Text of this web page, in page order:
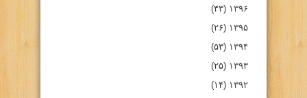
۱۳۹۶ (۴۳)
۱۳۹۵ (۲۶)
۱۳۹۴ (۵۳)
۱۳۹۳ (۲۵)
۱۳۹۲ (۱۴)